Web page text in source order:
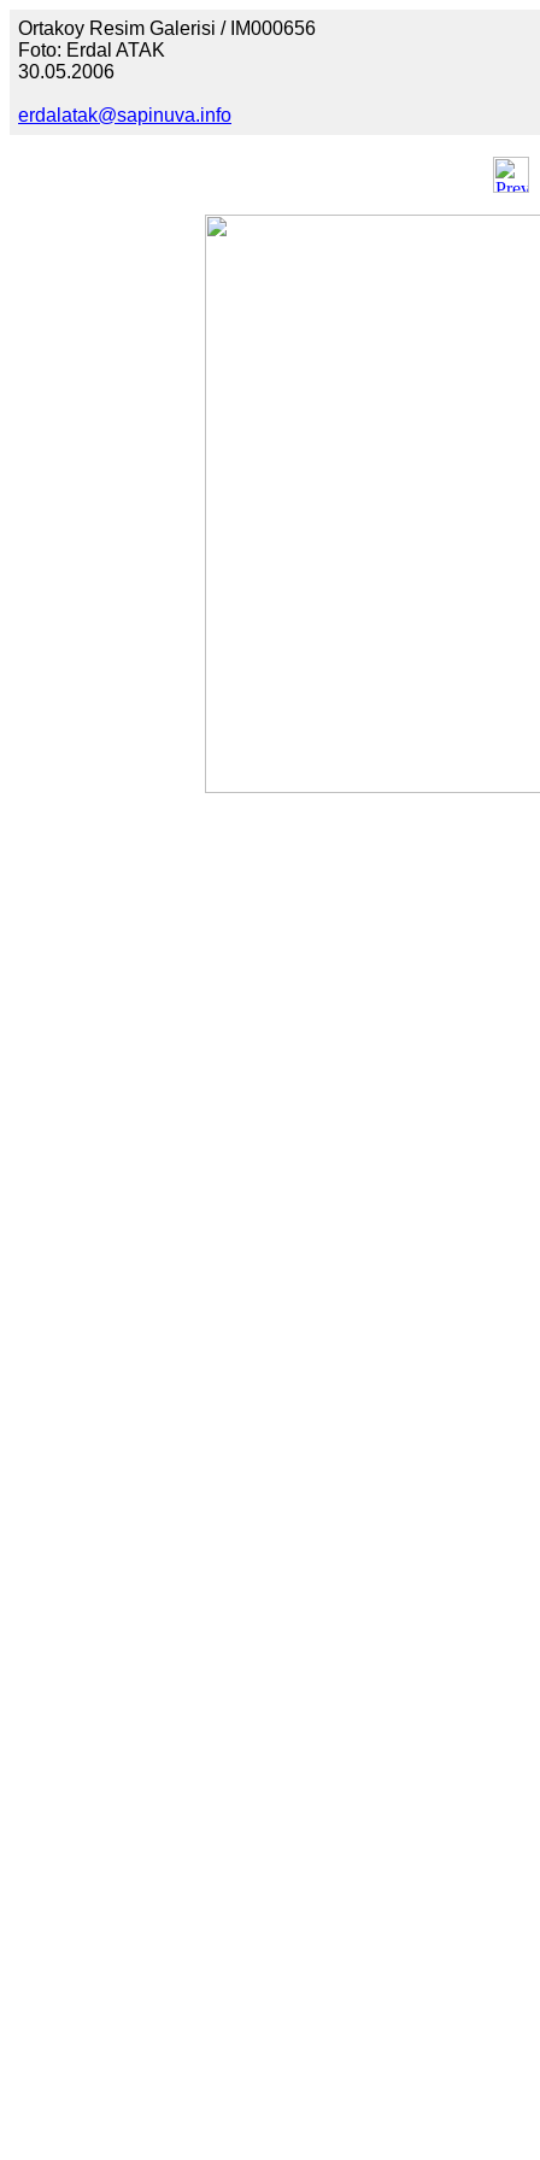
Ortakoy Resim Galerisi / IM000656
Foto: Erdal ATAK
30.05.2006
erdalatak@sapinuva.info